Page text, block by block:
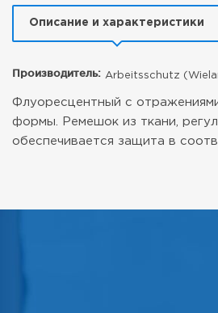
Описание и характеристики
Производитель: Arbeitsschutz
Флуоресцентный с
формы. Ремешок из ткани,
обеспечивается защита в